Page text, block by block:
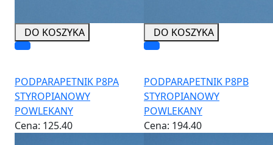
DO KOSZYKA DO KOSZYKA
PODPARAPETNIK P8PA
STYROPIANOWY
POWLEKANY
Cena: 125.40
PODPARAPETNIK P8PB
STYROPIANOWY
POWLEKANY
Cena: 194.40